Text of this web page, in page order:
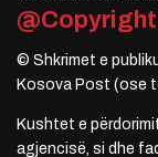
@Copyright
© Shkrimet e
Kosova Post (ose
Kushtet e
agjencisë, si dhe